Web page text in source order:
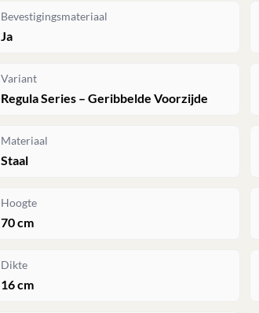
Bevestigingsmateriaal
Ja
Variant
Regula Series – Geribbelde Voorzijde
Materiaal
Staal
Hoogte
70 cm
Dikte
16 cm